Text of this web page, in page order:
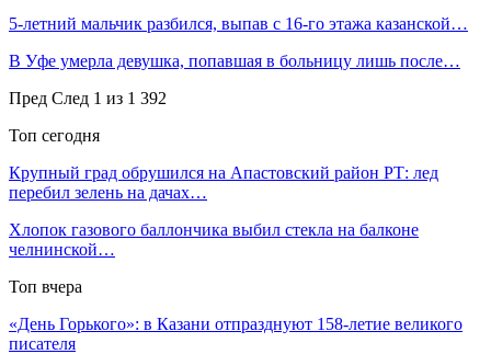
5-летний мальчик разбился, выпав с 16-го этажа казанской…
В Уфе умерла девушка, попавшая в больницу лишь после…
Пред След 1 из 1 392
Топ сегодня
Крупный град обрушился на Апастовский район РТ: лед
перебил зелень на дачах…
Хлопок газового баллончика выбил стекла на балконе
челнинской…
Топ вчера
«День Горького»: в Казани отпразднуют 158-летие великого
писателя